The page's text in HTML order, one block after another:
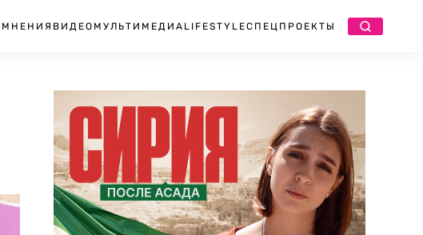
МНЕНИЯ ВИДЕО МУЛЬТИМЕДИА LIFESTYLEСПЕЦПРОЕКТЫ